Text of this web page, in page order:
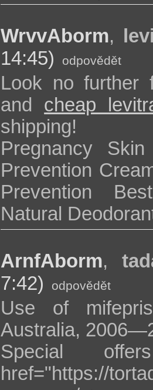
WrvvAborm,
14:45)
odpovědět
Look no further
and cheap
shipping!
Pregnancy
Prevention
Prevention
Natural
ArnfAborm,
7:42)
odpovědět
Use of
Australia,
Special
href="https://